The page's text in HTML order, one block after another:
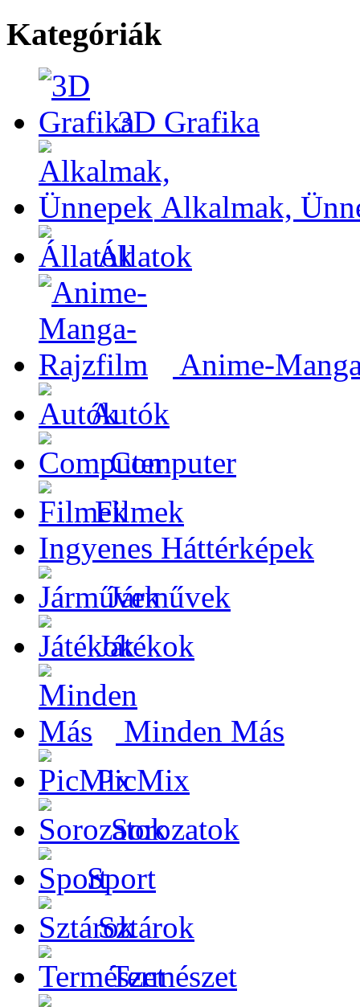
Kategóriák
3D Grafika
Alkalmak,
Állatok
Anime-
Autók
Computer
Filmek
Ingyenes Háttérképek
Járművek
Játékok
Minden Más
PicMix
Sorozatok
Sport
Sztárok
Természet